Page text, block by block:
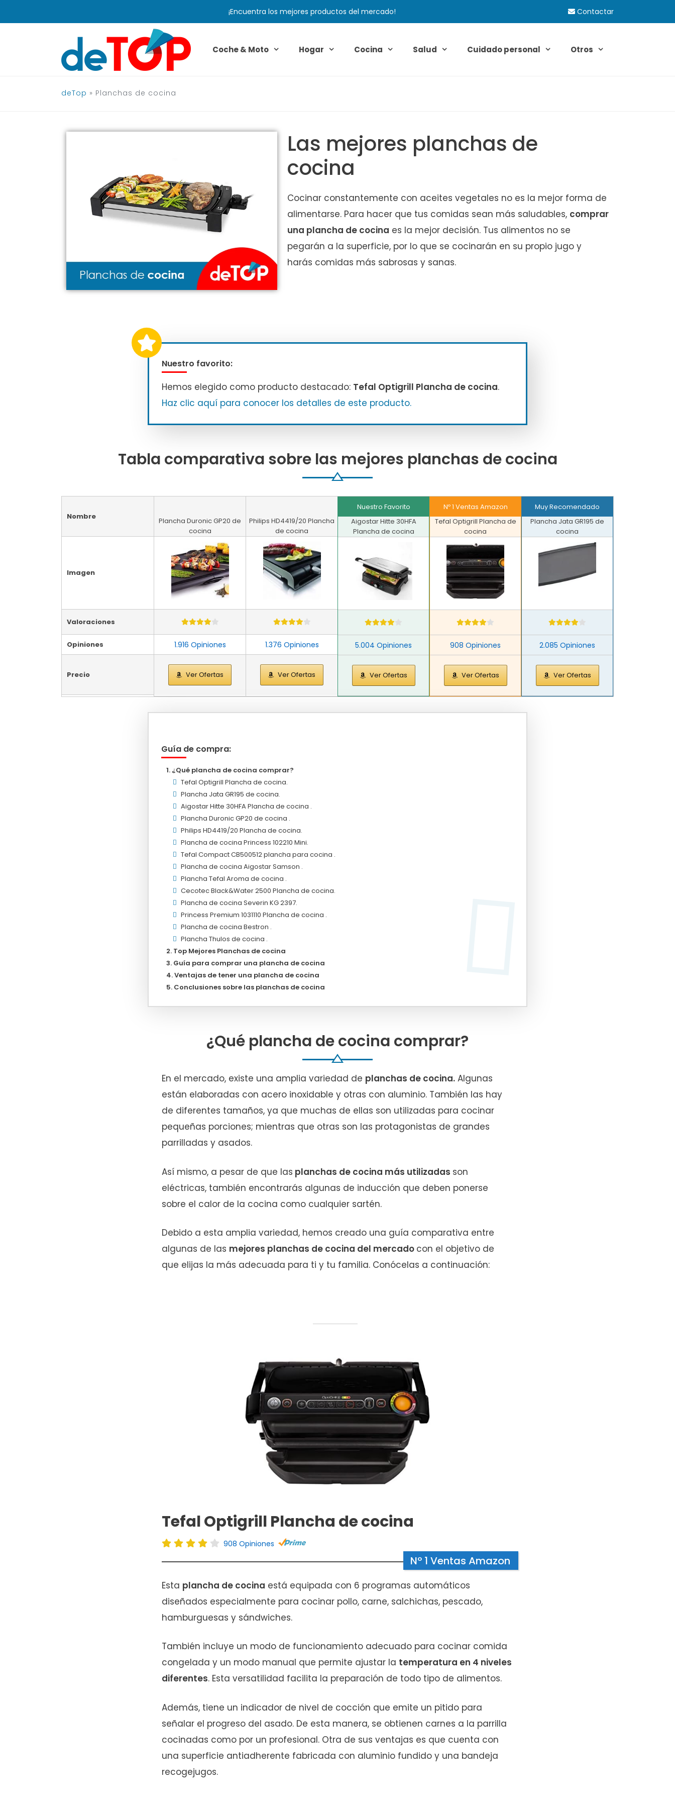
al
¡Encuentra los mejores productos del mercado! Contactar
Coche & Moto Hogar Cocina Salud Cuidado personal Otros
deTop » Planchas de cocina
Las mejores planchas de
cocina
Cocinar constantemente con aceites vegetales no es la mejor forma de
alimentarse. Para hacer que tus comidas sean más saludables, comprar
una plancha de cocina es la mejor decisión. Tus alimentos no se
pegarán a la superficie, por lo que se cocinarán en su propio jugo y
harás comidas más sabrosas y sanas.
Nuestro favorito:
Hemos elegido como producto destacado: Tefal Optigrill Plancha de cocina.
Haz clic aquí para conocer los detalles de este producto.
Tabla comparativa sobre las mejores planchas de cocina
Nombre
Imagen
Valoraciones
Opiniones
Precio
Plancha Duronic GP20 de
cocina
1.916 Opiniones
Ver Ofertas
Philips HD4419/20 Plancha
de cocina
1.376 Opiniones
Ver Ofertas
Nuestro Favorito
Aigostar Hitte 30HFA
Plancha de cocina
5.004 Opiniones
Ver Ofertas
Nº 1 Ventas Amazon
Tefal Optigrill Plancha de
cocina
908 Opiniones
Ver Ofertas
Muy Recomendado
Plancha Jata GR195 de
cocina
2.085 Opiniones
Ver Ofertas
Guía de compra:
¿Qué plancha de cocina comprar?
Tefal Optigrill Plancha de cocina.
Plancha Jata GR195 de cocina.
Aigostar Hitte 30HFA Plancha de cocina .
Plancha Duronic GP20 de cocina .
Philips HD4419/20 Plancha de cocina.
Plancha de cocina Princess 102210 Mini.
Tefal Compact CB500512 plancha para cocina .
Plancha de cocina Aigostar Samson .
Plancha Tefal Aroma de cocina .
Cecotec Black&Water 2500 Plancha de cocina.
Plancha de cocina Severin KG 2397.
Princess Premium 1031110 Plancha de cocina .
Plancha de cocina Bestron .
Plancha Thulos de cocina .
Top Mejores Planchas de cocina
Guía para comprar una plancha de cocina
Ventajas de tener una plancha de cocina
Conclusiones sobre las planchas de cocina
¿Qué plancha de cocina comprar?
En el mercado, existe una amplia variedad de planchas de cocina. Algunas
están elaboradas con acero inoxidable y otras con aluminio. También las hay
de diferentes tamaños, ya que muchas de ellas son utilizadas para cocinar
pequeñas porciones; mientras que otras son las protagonistas de grandes
parrilladas y asados.
Así mismo, a pesar de que las planchas de cocina más utilizadas son
eléctricas, también encontrarás algunas de inducción que deben ponerse
sobre el calor de la cocina como cualquier sartén.
Debido a esta amplia variedad, hemos creado una guía comparativa entre
algunas de las mejores planchas de cocina del mercado con el objetivo de
que elijas la más adecuada para ti y tu familia. Conócelas a continuación:
Tefal Optigrill Plancha de cocina
908 Opiniones
Nº 1 Ventas Amazon
Esta plancha de cocina está equipada con 6 programas automáticos
diseñados especialmente para cocinar pollo, carne, salchichas, pescado,
hamburguesas y sándwiches.
También incluye un modo de funcionamiento adecuado para cocinar comida
congelada y un modo manual que permite ajustar la temperatura en 4 niveles
diferentes. Esta versatilidad facilita la preparación de todo tipo de alimentos.
Además, tiene un indicador de nivel de cocción que emite un pitido para
señalar el progreso del asado. De esta manera, se obtienen carnes a la parrilla
cocinadas como por un profesional. Otra de sus ventajas es que cuenta con
una superficie antiadherente fabricada con aluminio fundido y una bandeja
recogejugos.